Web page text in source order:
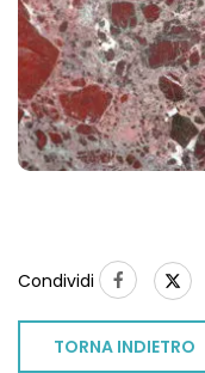
Condividi
TORNA INDIETRO